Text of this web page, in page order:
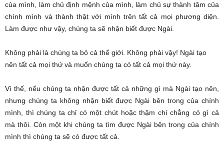
của mình, làm chủ định mệnh của mình, làm chủ sự thành tâm của
chính mình và thành thật với mình trên tất cả mọi phương diện.
Làm được như vậy, chúng ta sẽ nhận biết được Ngài.
Không phải là chúng ta bỏ cả thế giới. Không phải vậy! Ngài tạo
nên tất cả mọi thứ và muốn chúng ta có tất cả mọi thứ này.
Vì thế, nếu chúng ta nhận được tất cả những gì mà Ngài tạo nên,
nhưng chúng ta không nhận biết được Ngài bên trong của chính
mình, thì chúng ta chỉ có một chút hoặc thậm chí chẳng có gì cả
mà thôi. Còn một khi chúng ta tìm được Ngài bên trong của chính
mình thì chúng ta sẽ có được tất cả.